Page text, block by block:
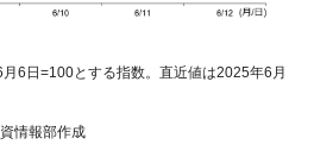
月6日=100とする指数。直近値は2025年6月
情報部作成